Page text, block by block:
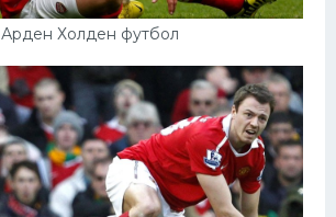
Арден Холден футбол